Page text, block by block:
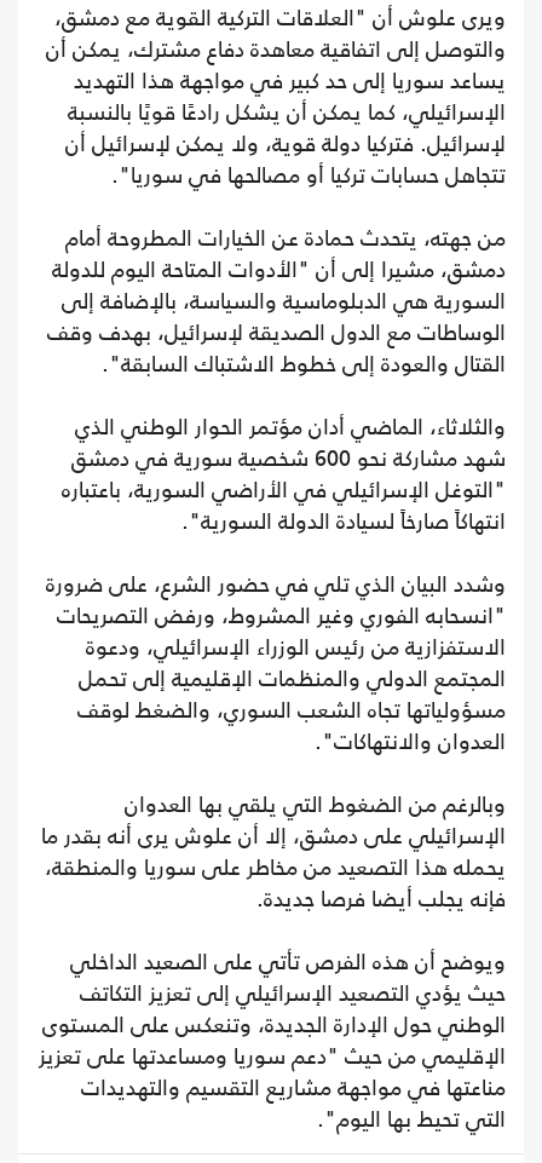
ويرى علوش أن "العلاقات التركية القوية مع دمشق،
والتوصل إلى اتفاقية معاهدة دفاع مشترك، يمكن أن
يساعد سوريا إلى حد كبير في مواجهة هذا التهديد
الإسرائيلي، كما يمكن أن يشكل رادعًا قويًا بالنسبة
لإسرائيل. فتركيا دولة قوية، ولا يمكن لإسرائيل أن
تتجاهل حسابات تركيا أو مصالحها في سوريا".
من جهته، يتحدث حمادة عن الخيارات المطروحة أمام
دمشق، مشيرا إلى أن "الأدوات المتاحة اليوم للدولة
السورية هي الدبلوماسية والسياسة، بالإضافة إلى
الوساطات مع الدول الصديقة لإسرائيل، بهدف وقف
القتال والعودة إلى خطوط الاشتباك السابقة".
والثلاثاء، الماضي أدان مؤتمر الحوار الوطني الذي
شهد مشاركة نحو 600 شخصية سورية في دمشق
"التوغل الإسرائيلي في الأراضي السورية، باعتباره
انتهاكاً صارخاً لسيادة الدولة السورية".
وشدد البيان الذي تلي في حضور الشرع، على ضرورة
"انسحابه الفوري وغير المشروط، ورفض التصريحات
الاستفزازية من رئيس الوزراء الإسرائيلي، ودعوة
المجتمع الدولي والمنظمات الإقليمية إلى تحمل
مسؤولياتها تجاه الشعب السوري، والضغط لوقف
العدوان والانتهاكات".
وبالرغم من الضغوط التي يلقي بها العدوان
الإسرائيلي على دمشق، إلا أن علوش يرى أنه بقدر ما
يحمله هذا التصعيد من مخاطر على سوريا والمنطقة،
فإنه يجلب أيضا فرصا جديدة.
ويوضح أن هذه الفرص تأتي على الصعيد الداخلي
حيث يؤدي التصعيد الإسرائيلي إلى تعزيز التكاتف
الوطني حول الإدارة الجديدة، وتنعكس على المستوى
الإقليمي من حيث "دعم سوريا ومساعدتها على تعزيز
مناعتها في مواجهة مشاريع التقسيم والتهديدات
التي تحيط بها اليوم".